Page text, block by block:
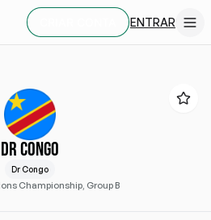
ENTRAR
DR CONGO
Dr Congo
Championship, Group B